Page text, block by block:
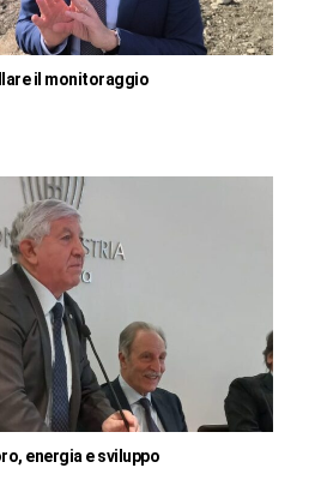
il monitoraggio
energia e sviluppo